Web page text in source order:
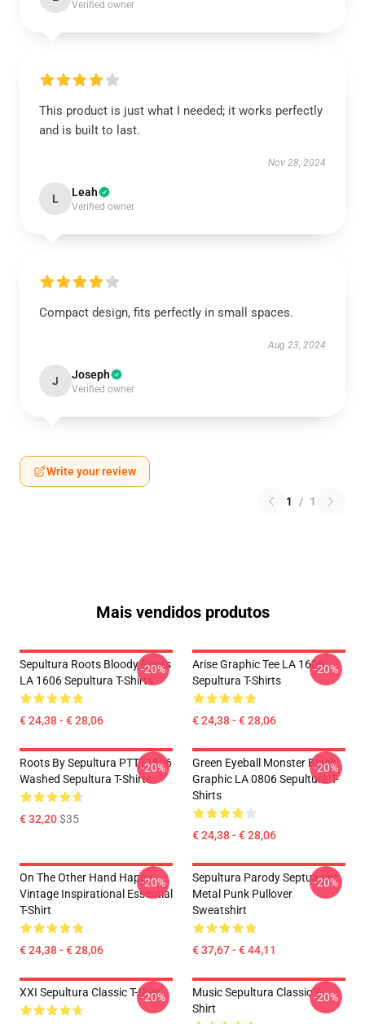
Verified owner
This product is just what I needed; it works perfectly
and is built to last.
Nov 28, 2024
L Leah
Verified owner
Compact design, fits perfectly in small spaces.
Aug 23, 2024
J Joseph
Verified owner
Write your review
1 / 1
Mais vendidos produtos
Sepultura Roots Bloody Roots
LA 1606 Sepultura T-Shirts
€ 24,38 - € 28,06
-20%
Arise Graphic Tee LA 1606
Sepultura T-Shirts
€ 24,38 - € 28,06
-20%
Roots By Sepultura PTTT1506
Washed Sepultura T-Shirts
€ 32,20$35
-20%
Green Eyeball Monster Black
Graphic LA 0806 Sepultura T-
Shirts
€ 24,38 - € 28,06
-20%
On The Other Hand Happy
Vintage Inspirational Essential
T-Shirt
€ 24,38 - € 28,06
-20%
Sepultura Parody Septuagint
Metal Punk Pullover
Sweatshirt
€ 37,67 - € 44,11
-20%
XXI Sepultura Classic T-Shirt
-20%
Music Sepultura Classic T-
Shirt
-20%